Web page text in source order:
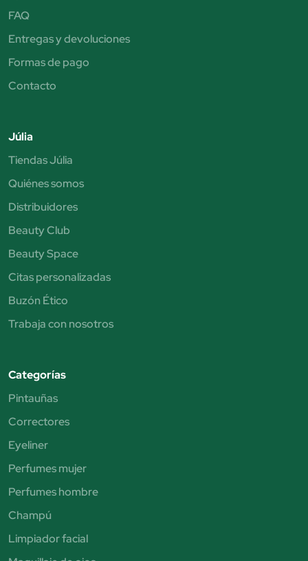
FAQ
Entregas y devoluciones
Formas de pago
Contacto
Júlia
Tiendas Júlia
Quiénes somos
Distribuidores
Beauty Club
Beauty Space
Citas personalizadas
Buzón Ético
Trabaja con nosotros
Categorías
Pintauñas
Correctores
Eyeliner
Perfumes mujer
Perfumes hombre
Champú
Limpiador facial